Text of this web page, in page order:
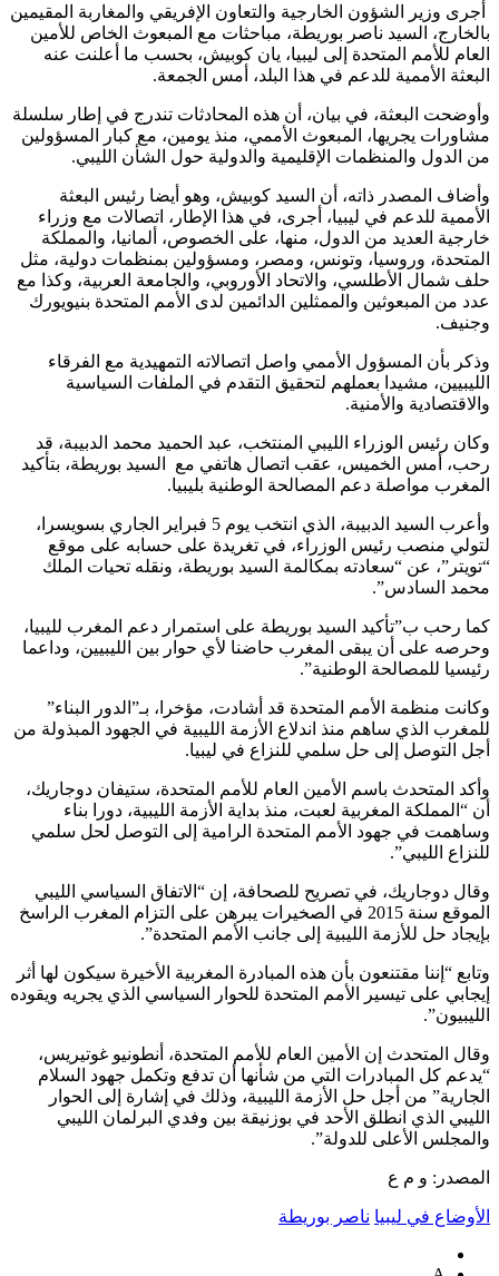
أجرى وزير الشؤون الخارجية والتعاون الإفريقي والمغاربة المقيمين
بالخارج، السيد ناصر بوريطة، مباحثات مع المبعوث الخاص للأمين
العام للأمم المتحدة إلى ليبيا، يان كوبيش، بحسب ما أعلنت عنه
البعثة الأممية للدعم في هذا البلد، أمس الجمعة.
وأوضحت البعثة، في بيان، أن هذه المحادثات تندرج في إطار سلسلة
مشاورات يجريها، المبعوث الأممي، منذ يومين، مع كبار المسؤولين
من الدول والمنظمات الإقليمية والدولية حول الشأن الليبي.
وأضاف المصدر ذاته، أن السيد كوبيش، وهو أيضا رئيس البعثة
الأممية للدعم في ليبيا، أجرى، في هذا الإطار، اتصالات مع وزراء
خارجية العديد من الدول، منها، على الخصوص، ألمانيا، والمملكة
المتحدة، وروسيا، وتونس، ومصر، ومسؤولين بمنظمات دولية، مثل
حلف شمال الأطلسي، والاتحاد الأوروبي، والجامعة العربية، وكذا مع
عدد من المبعوثين والممثلين الدائمين لدى الأمم المتحدة بنيويورك
وجنيف.
وذكر بأن المسؤول الأممي واصل اتصالاته التمهيدية مع الفرقاء
الليبيين، مشيدا بعملهم لتحقيق التقدم في الملفات السياسية
والاقتصادية والأمنية.
وكان رئيس الوزراء الليبي المنتخب، عبد الحميد محمد الدبيبة، قد
رحب، أمس الخميس، عقب اتصال هاتفي مع السيد بوريطة، بتأكيد
المغرب مواصلة دعم المصالحة الوطنية بليبيا.
وأعرب السيد الدبيبة، الذي انتخب يوم 5 فبراير الجاري بسويسرا،
لتولي منصب رئيس الوزراء، في تغريدة على حسابه على موقع
“تويتر”، عن “سعادته بمكالمة السيد بوريطة، ونقله تحيات الملك
محمد السادس”.
كما رحب ب”تأكيد السيد بوريطة على استمرار دعم المغرب لليبيا،
وحرصه على أن يبقى المغرب حاضنا لأي حوار بين الليبيين، وداعما
رئيسيا للمصالحة الوطنية”.
وكانت منظمة الأمم المتحدة قد أشادت، مؤخرا، بـ”الدور البناء”
للمغرب الذي ساهم منذ اندلاع الأزمة الليبية في الجهود المبذولة من
أجل التوصل إلى حل سلمي للنزاع في ليبيا.
وأكد المتحدث باسم الأمين العام للأمم المتحدة، ستيفان دوجاريك،
أن “المملكة المغربية لعبت، منذ بداية الأزمة الليبية، دورا بناء
وساهمت في جهود الأمم المتحدة الرامية إلى التوصل لحل سلمي
للنزاع الليبي”.
وقال دوجاريك، في تصريح للصحافة، إن “الاتفاق السياسي الليبي
الموقع سنة 2015 في الصخيرات يبرهن على التزام المغرب الراسخ
بإيجاد حل للأزمة الليبية إلى جانب الأمم المتحدة”.
وتابع “إننا مقتنعون بأن هذه المبادرة المغربية الأخيرة سيكون لها أثر
إيجابي على تيسير الأمم المتحدة للحوار السياسي الذي يجريه ويقوده
الليبيون”.
وقال المتحدث إن الأمين العام للأمم المتحدة، أنطونيو غوتيريس،
“يدعم كل المبادرات التي من شأنها أن تدفع وتكمل جهود السلام
الجارية” من أجل حل الأزمة الليبية، وذلك في إشارة إلى الحوار
الليبي الذي انطلق الأحد في بوزنيقة بين وفدي البرلمان الليبي
والمجلس الأعلى للدولة”.
المصدر: و م ع
الأوضاع في ليبيا ناصر بوريطة